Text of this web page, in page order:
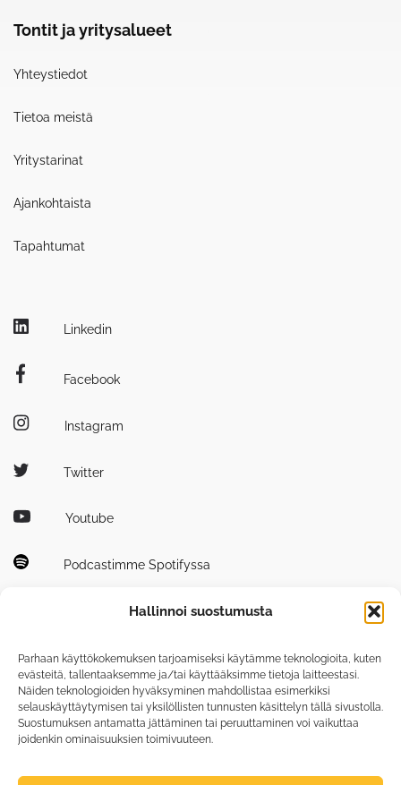
Hallinnoi suostumusta
Parhaan käyttökokemuksen tarjoamiseksi käytämme teknologioita, kuten
evästeitä, tallentaaksemme ja/tai käyttääksimme tietoja laitteestasi.
Näiden teknologioiden hyväksyminen mahdollistaa esimerkiksi
selauskäyttäytymisen tai yksilöllisten tunnusten käsittelyn tällä sivustolla.
Suostumuksen antamatta jättäminen tai peruuttaminen voi vaikuttaa
joidenkin ominaisuuksien toimivuuteen.
Tontit ja yritysalueet
Yhteystiedot
Tietoa meistä
Yritystarinat
Ajankohtaista
Tapahtumat
Linkedin
Facebook
Instagram
Twitter
Youtube
Podcastimme Spotifyssa
Tutustu myös
tiedepuisto.fi
photonicscenter.fi